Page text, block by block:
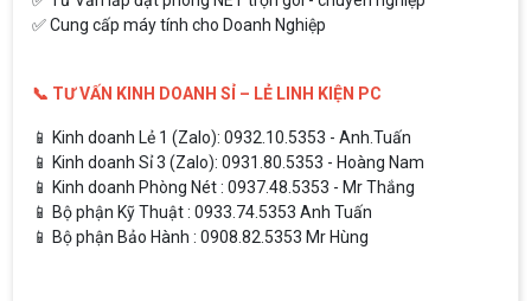
✅ Cung cấp máy tính cho Doanh Nghiệp
📞 TƯ VẤN KINH DOANH SỈ – LẺ LINH KIỆN PC
📱 Kinh doanh Lẻ 1 (Zalo): 0932.10.5353 - Anh.Tuấn
📱 Kinh doanh Sỉ 3 (Zalo): 0931.80.5353 - Hoàng Nam
📱 Kinh doanh Phòng Nét : 0937.48.5353 - Mr Thắng
📱 Bộ phận Kỹ Thuật : 0933.74.5353 Anh Tuấn
📱 Bộ phận Bảo Hành : 0908.82.5353 Mr Hùng